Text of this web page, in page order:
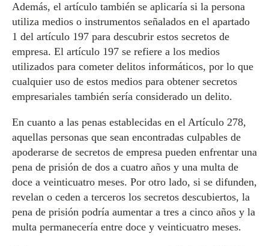
Además, el artículo también se aplicaría si la persona
utiliza medios o instrumentos señalados en el apartado
1 del artículo 197 para descubrir estos secretos de
empresa. El artículo 197 se refiere a los medios
utilizados para cometer delitos informáticos, por lo que
cualquier uso de estos medios para obtener secretos
empresariales también sería considerado un delito.
En cuanto a las penas establecidas en el Artículo 278,
aquellas personas que sean encontradas culpables de
apoderarse de secretos de empresa pueden enfrentar una
pena de prisión de dos a cuatro años y una multa de
doce a veinticuatro meses. Por otro lado, si se difunden,
revelan o ceden a terceros los secretos descubiertos, la
pena de prisión podría aumentar a tres a cinco años y la
multa permanecería entre doce y veinticuatro meses.